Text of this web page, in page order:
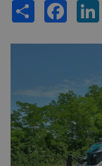
Share Facebook